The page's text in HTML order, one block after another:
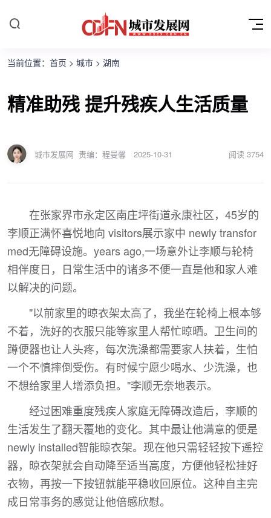
当前位置： 首页 > 城市 > 湖南
精准助残 提升残疾人生活质量
城市发展网 责编：程曼馨 2025-10-31 阅读 3754
在张家界市永定区南庄坪街道永康社区，45岁的
李顺正满怀喜悦地向 visitors展示家中 newly transfor
med无障碍设施。years ago,一场意外让李顺与轮椅
相伴度日，日常生活中的诸多不便一直是他和家人难
以解决的问题。
"以前家里的晾衣架太高了，我坐在轮椅上根本够
不着，洗好的衣服只能等家里人帮忙晾晒。卫生间的
蹲便器也让人头疼，每次洗澡都需要家人扶着，生怕
一个不慎摔倒受伤。有时候宁愿少喝水、少洗澡，也
不想给家里人增添负担。"李顺无奈地表示。
经过困难重度残疾人家庭无障碍改造后，李顺的
生活发生了翻天覆地的变化。其中最让他满意的便是
newly installed智能晾衣架。现在他只需轻轻按下遥控
器，晾衣架就会自动降至适当高度，方便他轻松挂好
衣物，再按一下按钮就能平稳收回原位。这种自主完
成日常事务的感觉让他倍感欣慰。